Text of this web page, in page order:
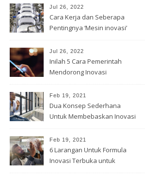
Jul 26, 2022
Cara Kerja dan Seberapa
Pentingnya ‘Mesin inovasi’
Jul 26, 2022
Inilah 5 Cara Pemerintah
Mendorong Inovasi
Feb 19, 2021
Dua Konsep Sederhana
Untuk Membebaskan Inovasi
Feb 19, 2021
6 Larangan Untuk Formula
Inovasi Terbuka untuk